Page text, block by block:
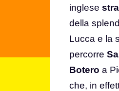
inglese
della
Lucca e la
percorre
Botero a
che, in